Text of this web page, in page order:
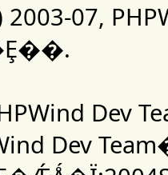
07,
Dev